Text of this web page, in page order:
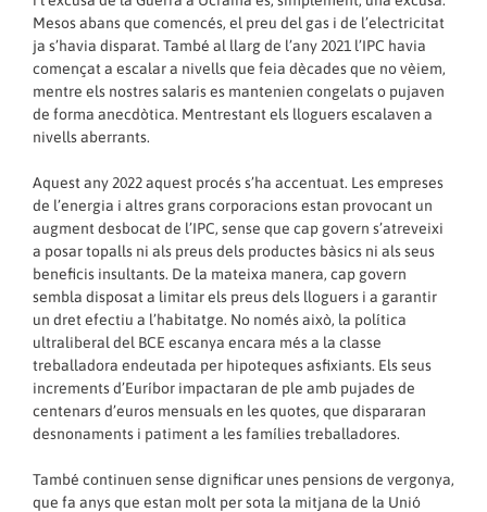
Mesos abans que comencés, el preu del gas i de l’electricitat
ja s’havia disparat. També al llarg de l’any 2021 l’IPC havia
començat a escalar a nivells que feia dècades que no vèiem,
mentre els nostres salaris es mantenien congelats o pujaven
de forma anecdòtica. Mentrestant els lloguers escalaven a
nivells aberrants.
Aquest any 2022 aquest procés s’ha accentuat. Les empreses
de l’energia i altres grans corporacions estan provocant un
augment desbocat de l’IPC, sense que cap govern s’atreveixi
a posar topalls ni als preus dels productes bàsics ni als seus
beneficis insultants. De la mateixa manera, cap govern
sembla disposat a limitar els preus dels lloguers i a garantir
un dret efectiu a l’habitatge. No només això, la política
ultraliberal del BCE escanya encara més a la classe
treballadora endeutada per hipoteques asfixiants. Els seus
increments d’Euríbor impactaran de ple amb pujades de
centenars d’euros mensuals en les quotes, que dispararan
desnonaments i patiment a les famílies treballadores.
També continuen sense dignificar unes pensions de vergonya,
que fa anys que estan molt per sota la mitjana de la Unió